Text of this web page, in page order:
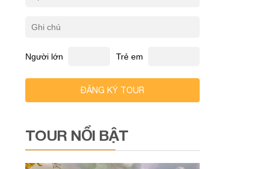
Người lớn Trẻ em
ĐĂNG KÝ TOUR
TOUR NỔI BẬT